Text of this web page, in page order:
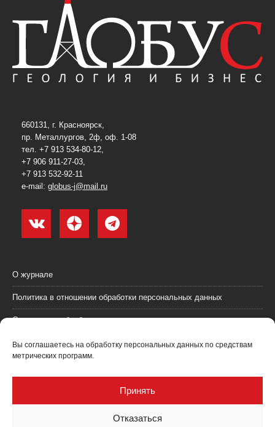
Вы соглашаетесь на обработку персональных данных по средствам
метрических программ.
Принять
Отказаться
660131, г. Красноярск,
пр. Металлургов, 2ф, оф. 1-08
тел. +7 913 534-80-12,
+7 906 911-27-03,
+7 913 532-92-11
e-mail: globus-j@mail.ru
О журнале
Политика в отношении обработки персональных данных
Согласие на обработку персональных данных
Пользовательское соглашение (оферта)